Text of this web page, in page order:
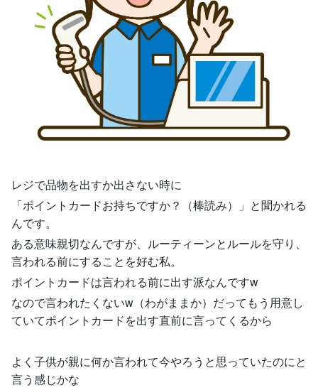
レジで品物を出すか出さない時に
「ポイントカードお持ちですか？（棒読み）」と聞かれる
んです。
ある意味親切なんですが、ルーティーンとルールを守り、
言われる前にすることを好む私。
ポイントカードは言われる前に出す派なんですw
なので言われたくないw（わがままか）だってもう用意し
ていてポイントカードを出す直前に言ってくるから
よく子供が親に何か言われて今やろうと思っていたのにと
言う感じかな